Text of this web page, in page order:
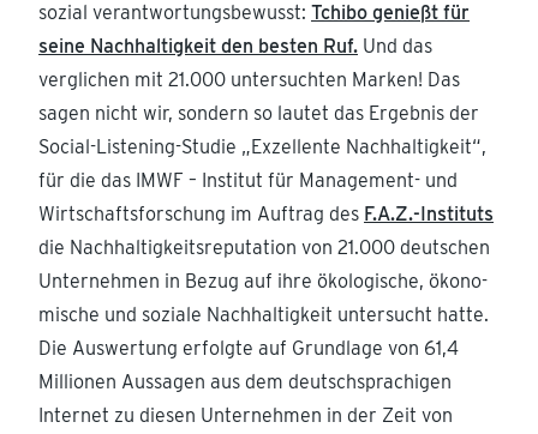
sozial verant­wor­tungs­be­wusst: Tchibo genießt für
seine Nachhal­tigkeit den besten Ruf. Und das
verglichen mit 21.000 unter­suchten Marken! Das
sagen nicht wir, sondern so lautet das Ergebnis der
Social-Listening-Studie „Exzel­lente Nachhal­tigkeit“,
für die das IMWF – Institut für Management- und
Wirtschafts­for­schung im Auftrag des F.A.Z.-Instituts
die Nachhal­tig­keits­re­pu­tation von 21.000 deutschen
Unter­nehmen in Bezug auf ihre ökolo­gische, ökono­
mische und soziale Nachhal­tigkeit unter­sucht hatte.
Die Auswertung erfolgte auf Grundlage von 61,4
Millionen Aussagen aus dem deutsch­spra­chigen
Internet zu diesen Unter­nehmen in der Zeit von